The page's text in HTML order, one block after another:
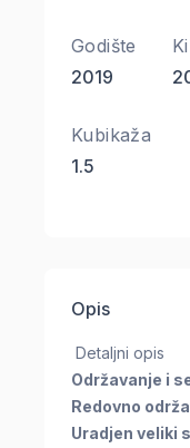
Godište
2019
Kubikaža
1.5
Opis
Detaljni opis
Održavanje i
Redovno
Uradjen veliki